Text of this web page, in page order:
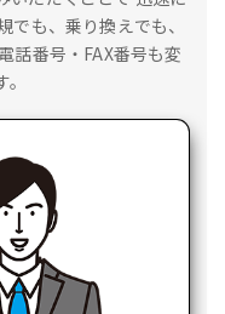
でも、乗り換えでも、
話番号・FAX番号も変